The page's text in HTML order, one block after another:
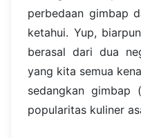
perbedaan gimbap
ketahui. Yup,
berasal dari dua
yang kita semua
sedangkan gimbap
popularitas kuliner